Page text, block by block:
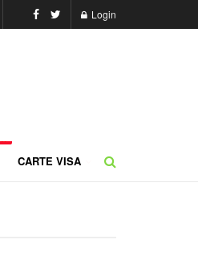
Login
CARTE VISA